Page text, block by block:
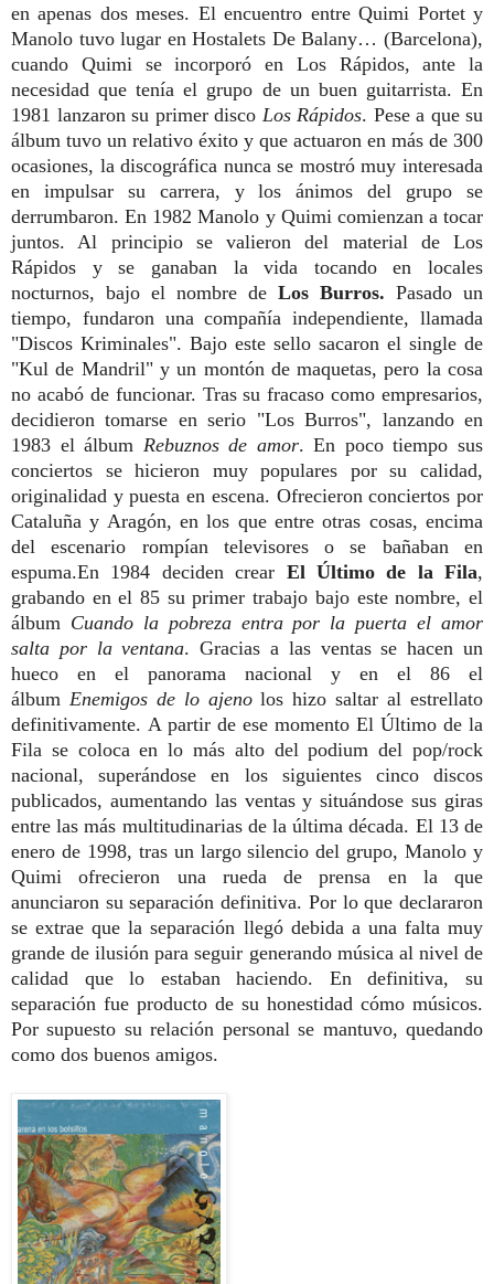
en apenas dos meses. El encuentro entre Quimi Portet y
Manolo tuvo lugar en Hostalets De Balany… (Barcelona),
cuando Quimi se incorporó en Los Rápidos, ante la
necesidad que tenía el grupo de un buen guitarrista. En
1981 lanzaron su primer disco Los Rápidos. Pese a que su
álbum tuvo un relativo éxito y que actuaron en más de 300
ocasiones, la discográfica nunca se mostró muy interesada
en impulsar su carrera, y los ánimos del grupo se
derrumbaron. En 1982 Manolo y Quimi comienzan a tocar
juntos. Al principio se valieron del material de Los
Rápidos y se ganaban la vida tocando en locales
nocturnos, bajo el nombre de Los Burros. Pasado un
tiempo, fundaron una compañía independiente, llamada
"Discos Kriminales". Bajo este sello sacaron el single de
"Kul de Mandril" y un montón de maquetas, pero la cosa
no acabó de funcionar. Tras su fracaso como empresarios,
decidieron tomarse en serio "Los Burros", lanzando en
1983 el álbum Rebuznos de amor. En poco tiempo sus
conciertos se hicieron muy populares por su calidad,
originalidad y puesta en escena. Ofrecieron conciertos por
Cataluña y Aragón, en los que entre otras cosas, encima
del escenario rompían televisores o se bañaban en
espuma.En 1984 deciden crear El Último de la Fila,
grabando en el 85 su primer trabajo bajo este nombre, el
álbum Cuando la pobreza entra por la puerta el amor
salta por la ventana. Gracias a las ventas se hacen un
hueco en el panorama nacional y en el 86 el
álbum Enemigos de lo ajenolos hizo saltar al estrellato
definitivamente. A partir de ese momento El Último de la
Fila se coloca en lo más alto del podium del pop/rock
nacional, superándose en los siguientes cinco discos
publicados, aumentando las ventas y situándose sus giras
entre las más multitudinarias de la última década. El 13 de
enero de 1998, tras un largo silencio del grupo, Manolo y
Quimi ofrecieron una rueda de prensa en la que
anunciaron su separación definitiva. Por lo que declararon
se extrae que la separación llegó debida a una falta muy
grande de ilusión para seguir generando música al nivel de
calidad que lo estaban haciendo. En definitiva, su
separación fue producto de su honestidad cómo músicos.
Por supuesto su relación personal se mantuvo, quedando
como dos buenos amigos.